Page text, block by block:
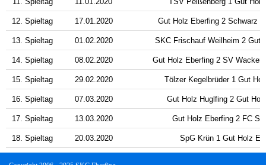
12. Spieltag 17.01.2020 Gut Holz Eberfing 2 Schwarz
13. Spieltag 01.02.2020 SKC Frischauf Weilheim 2 Gut
14. Spieltag 08.02.2020 Gut Holz Eberfing 2 SV
15. Spieltag 29.02.2020 Tölzer Kegelbrüder 1 Gut
16. Spieltag 07.03.2020 Gut Holz Huglfing 2 Gut
17. Spieltag 13.03.2020 Gut Holz Eberfing 2 FC
18. Spieltag 20.03.2020 SpG Krün 1 Gut Holz